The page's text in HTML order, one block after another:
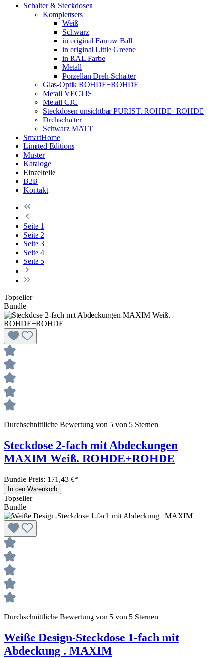
Schalter & Steckdosen
Komplettsets
Weiß
Schwarz
in original Farrow Ball
in original Little Greene
in RAL Farbe
Metall
Porzellan Dreh-Schalter
Glas-Optik ROHDE+ROHDE
Metall VECTIS
Metall CJC
Steckdosen unsichtbar PURIST. ROHDE+ROHDE
Drehschalter
Schwarz MATT
SmartHome
Limited Editions
Muster
Kataloge
Einzelteile
B2B
Kontakt
Seite 1
Seite 2
Seite 3
Seite 4
Seite 5
Topseller
Bundle
Durchschnittliche Bewertung von 5 von 5 Sternen
Steckdose 2-fach mit Abdeckungen
MAXIM Weiß. ROHDE+ROHDE
Bundle Preis: 171,43 €*
In den Warenkorb
Topseller
Bundle
Durchschnittliche Bewertung von 5 von 5 Sternen
Weiße Design-Steckdose 1-fach mit
Abdeckung . MAXIM